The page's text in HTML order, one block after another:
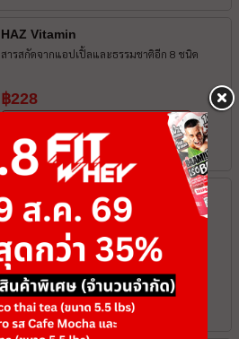
HAZ Vitamin
สารสกัดจากแอปเปิ้ลและธรรมชาติอีก 8 ชนิด
฿228
Pine Bark Extract + Citrus
สารสกัดเปลือกสน+ส้มสีแดง
฿305
ADD TO CART